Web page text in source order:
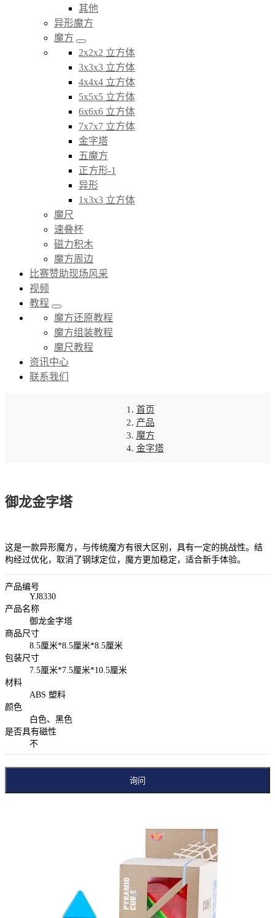
其他
异形魔方
魔方
2x2x2 立方体
3x3x3 立方体
4x4x4 立方体
5x5x5 立方体
6x6x6 立方体
7x7x7 立方体
金字塔
五魔方
正方形-1
异形
1x3x3 立方体
魔尺
速叠杯
磁力积木
魔方周边
比赛赞助现场风采
视频
教程
魔方还原教程
魔方组装教程
魔尺教程
资讯中心
联系我们
首页
产品
魔方
金字塔
御龙金字塔
这是一款异形魔方，与传统魔方有很大区别，具有一定的挑战性。结
构经过优化，取消了钢球定位，魔方更加稳定，适合新手体验。
产品编号
YJ8330
产品名称
御龙金字塔
商品尺寸
8.5厘米*8.5厘米*8.5厘米
包装尺寸
7.5厘米*7.5厘米*10.5厘米
材料
ABS 塑料
颜色
白色、黑色
是否具有磁性
不
询问